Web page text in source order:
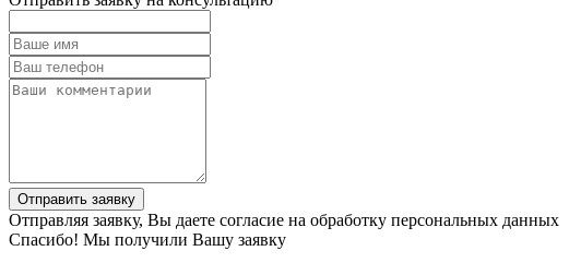
Отправить заявку
Отправляя заявку, Вы даете согласие на обработку персональных данных
Спасибо! Мы получили Вашу заявку